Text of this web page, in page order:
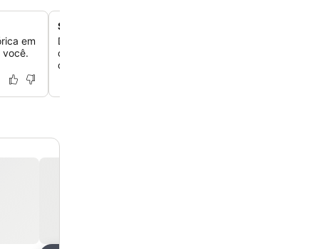
em
você.
Salão de café da manhã Vivaldi
Desfrute de um buffet saudável todas as manhãs, das
com uma variedade de pães, doces e sucos frescos
começar o dia.